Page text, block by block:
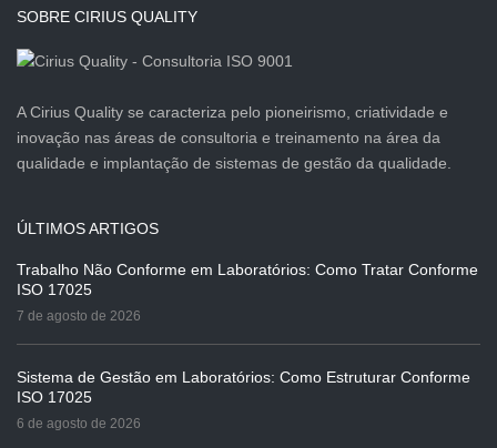
SOBRE CIRIUS QUALITY
A Cirius Quality se caracteriza pelo pioneirismo, criatividade e
inovação nas áreas de consultoria e treinamento na área da
qualidade e implantação de sistemas de gestão da qualidade.
ÚLTIMOS ARTIGOS
Trabalho Não Conforme em Laboratórios: Como Tratar Conforme
ISO 17025
7 de agosto de 2026
Sistema de Gestão em Laboratórios: Como Estruturar Conforme
ISO 17025
6 de agosto de 2026